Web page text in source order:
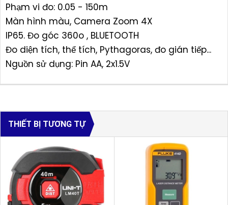
Phạm vi đo: 0.05 - 150m
Màn hình màu, Camera Zoom 4X
IP65. Đo góc 360o , BLUETOOTH
Đo diện tích, thể tích, Pythagoras, đo gián tiếp...
Nguồn sử dụng: Pin AA, 2x1.5V
THIẾT BỊ TƯƠNG TỰ